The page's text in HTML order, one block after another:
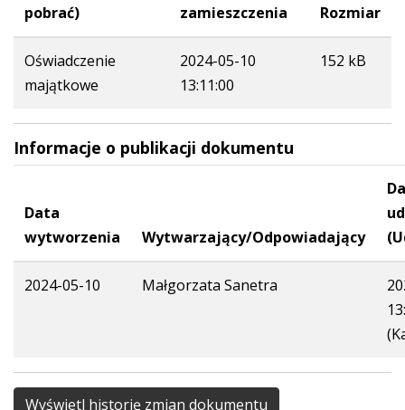
pobrać)
zamieszczenia
Rozmiar
Oświadczenie
majątkowe
2024-05-10
13:11:00
152 kB
Informacje o publikacji dokumentu
Data
wytworzenia
Wytwarzający/Odpowiadający
2024-05-10 Małgorzata Sanetra
Wyświetl historię zmian dokumentu